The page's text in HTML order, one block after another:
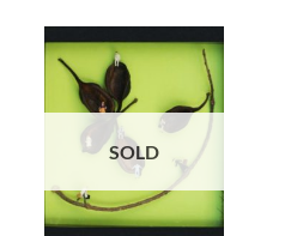
SOLD